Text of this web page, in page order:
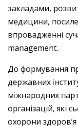
закладами,
медицини,
впровадженні
management.
До формування
державних
міжнародних
організацій, які
охорони здоров’я